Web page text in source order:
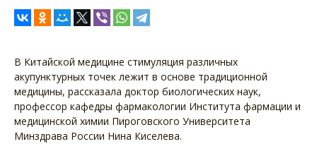
В Китайской медицине стимуляция различных
акупунктурных точек лежит в основе традиционной
медицины, рассказала доктор биологических наук,
профессор кафедры фармакологии Института фармации и
медицинской химии Пироговского Университета
Минздрава России Нина Киселева.